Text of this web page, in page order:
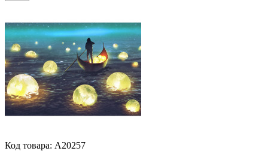
Код товара: А20257